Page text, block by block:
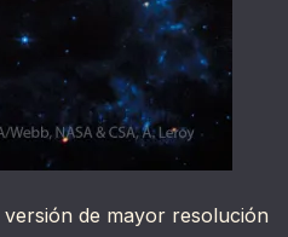
de mayor resolución